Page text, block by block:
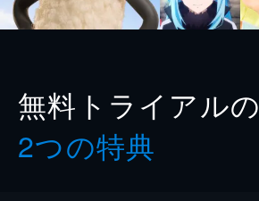
無料トライアルの
2つの特典